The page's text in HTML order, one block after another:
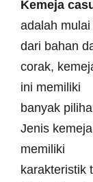
Kemeja
adalah mulai
dari bahan
corak,
ini memiliki
banyak
Jenis
memiliki
karakteristik